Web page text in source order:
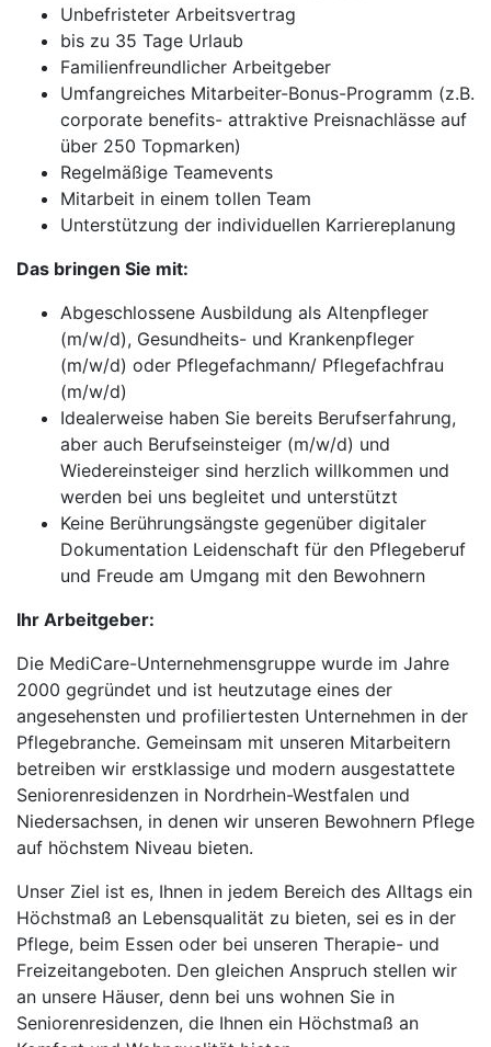
Unbefristeter Arbeitsvertrag
bis zu 35 Tage Urlaub
Familienfreundlicher Arbeitgeber
Umfangreiches Mitarbeiter-Bonus-Programm (z.B.
corporate benefits- attraktive Preisnachlässe auf
über 250 Topmarken)
Regelmäßige Teamevents
Mitarbeit in einem tollen Team
Unterstützung der individuellen Karriereplanung
Das bringen Sie mit:
Abgeschlossene Ausbildung als Altenpfleger
(m/w/d), Gesundheits- und Krankenpfleger
(m/w/d) oder Pflegefachmann/ Pflegefachfrau
(m/w/d)
Idealerweise haben Sie bereits Berufserfahrung,
aber auch Berufseinsteiger (m/w/d) und
Wiedereinsteiger sind herzlich willkommen und
werden bei uns begleitet und unterstützt
Keine Berührungsängste gegenüber digitaler
Dokumentation Leidenschaft für den Pflegeberuf
und Freude am Umgang mit den Bewohnern
Ihr Arbeitgeber:
Die MediCare-Unternehmensgruppe wurde im Jahre
2000 gegründet und ist heutzutage eines der
angesehensten und profiliertesten Unternehmen in der
Pflegebranche. Gemeinsam mit unseren Mitarbeitern
betreiben wir erstklassige und modern ausgestattete
Seniorenresidenzen in Nordrhein-Westfalen und
Niedersachsen, in denen wir unseren Bewohnern Pflege
auf höchstem Niveau bieten.
Unser Ziel ist es, Ihnen in jedem Bereich des Alltags ein
Höchstmaß an Lebensqualität zu bieten, sei es in der
Pflege, beim Essen oder bei unseren Therapie- und
Freizeitangeboten. Den gleichen Anspruch stellen wir
an unsere Häuser, denn bei uns wohnen Sie in
Seniorenresidenzen, die Ihnen ein Höchstmaß an